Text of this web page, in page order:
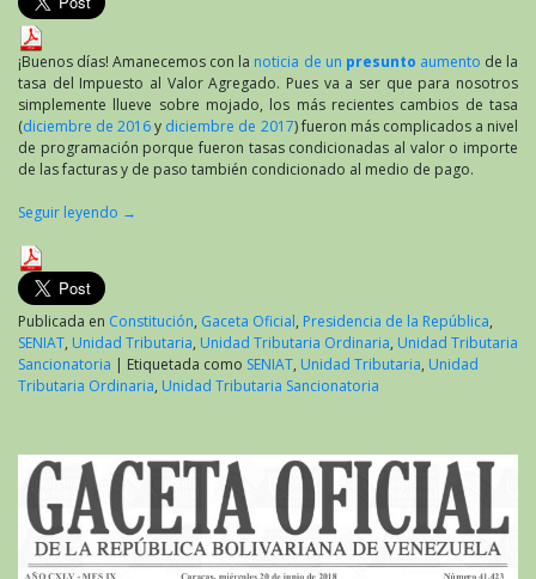
¡Buenos días! Amanecemos con la noticia de un presunto aumento de la
tasa del Impuesto al Valor Agregado. Pues va a ser que para nosotros
simplemente llueve sobre mojado, los más recientes cambios de tasa
(diciembre de 2016y diciembre de 2017) fueron más complicados a nivel
de programación porque fueron tasas condicionadas al valor o importe
de las facturas y de paso también condicionado al medio de pago.
Seguir leyendo →
Publicada en Constitución, Gaceta Oficial, Presidencia de la República,
SENIAT, Unidad Tributaria, Unidad Tributaria Ordinaria, Unidad Tributaria
Sancionatoria | Etiquetada como SENIAT, Unidad Tributaria, Unidad
Tributaria Ordinaria, Unidad Tributaria Sancionatoria